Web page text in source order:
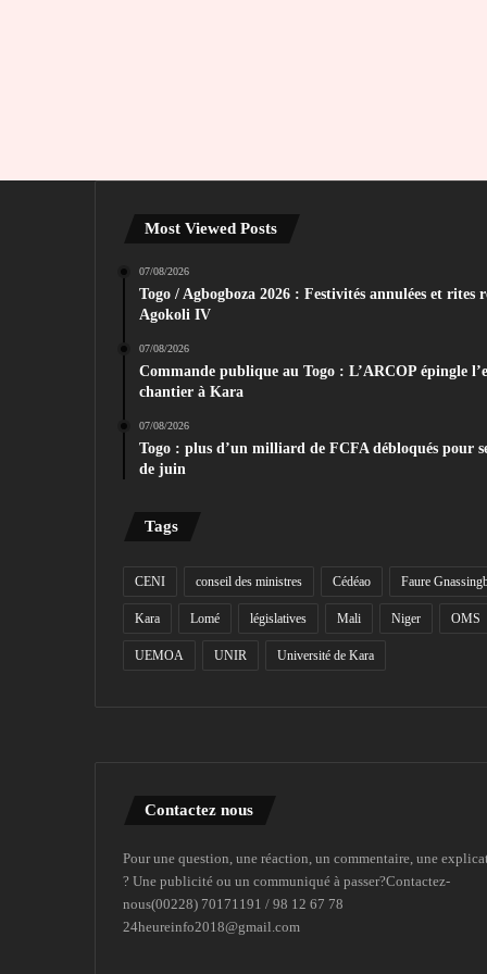
Most Viewed Posts
07/08/2026
Togo / Agbogboza 2026 : Festivités annulées et rites
Agokoli IV
07/08/2026
Commande publique au Togo : L’ARCOP épingle
chantier à Kara
07/08/2026
Togo : plus d’un milliard de FCFA débloqués pour
de juin
Tags
CENI conseil des ministres Cédéao Faure
Kara Lomé législatives Mali Niger OMS
UEMOA UNIR Université de Kara
Contactez nous
Pour une question, une réaction, un commentaire, une
? Une publicité ou un communiqué à passer?Contactez-
nous(00228) 70171191 / 98 12 67 78
24heureinfo2018@gmail.com